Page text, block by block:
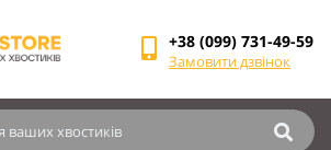
+38 (099) 731-49-59
Замовити дзвінок